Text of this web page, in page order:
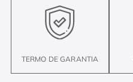
TERMO DE GARANTIA